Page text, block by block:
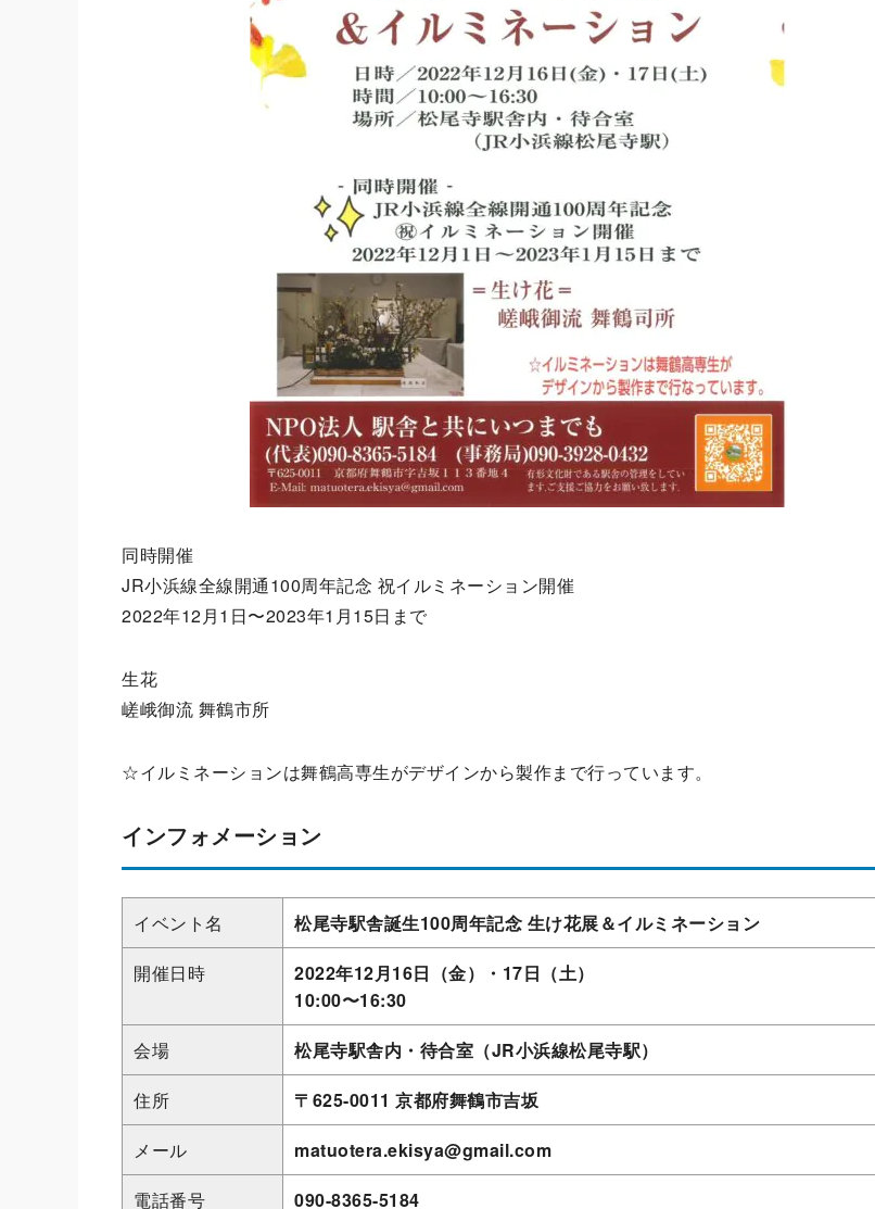
同時開催
JR小浜線全線開通100周年記念 祝イルミネーション開催
2022年12月1日〜2023年1月15日まで
生花
嵯峨御流 舞鶴市所
☆イルミネーションは舞鶴高専生がデザインから製作まで行っています。
インフォメーション
イベント名
松尾寺駅舎誕生100周年記念 生け花展＆イルミネーション
開催日時
2022年12月16日（金）・17日（土）
10:00〜16:30
会場
松尾寺駅舎内・待合室（JR小浜線松尾寺駅）
住所
〒625-0011 京都府舞鶴市吉坂
メール
matuotera.ekisya@gmail.com
電話番号
090-8365-5184